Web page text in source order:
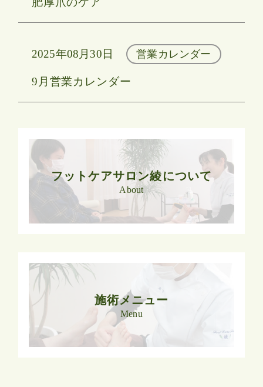
2025年08月30日 営業カレンダー
9月営業カレンダー
フットケアサロン綾について
About
施術メニュー
Menu